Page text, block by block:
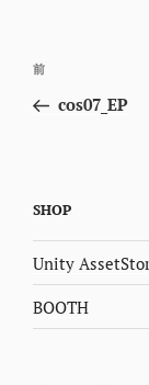
投
ナ
ー
シ
ョ
ン
前
の
前
cos07_EP
SHOP
Unity
BOOTH